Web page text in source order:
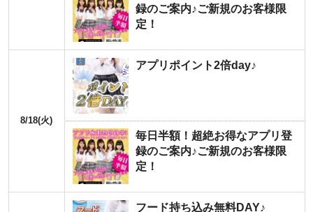
録のご案内♪ご新規のお客様限
定！
8/18(火)
アプリポイント2倍day♪
毎日半額！超絶お得なアプリ登
録のご案内♪ご新規のお客様限
定！
フード持ち込み無料DAY♪